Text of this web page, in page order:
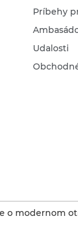
Príbehy
Udalosti
o modernom